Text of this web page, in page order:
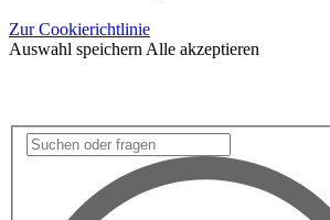
Zur Cookierichtlinie
Auswahl speichern Alle akzeptieren